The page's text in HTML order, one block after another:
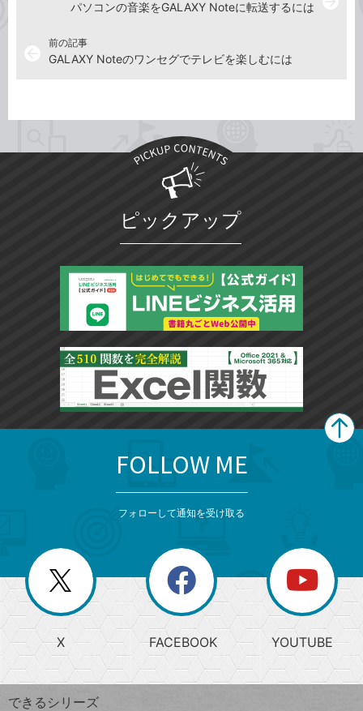
前の記事
GALAXY Noteのワンセグでテレビを楽しむには
パソコンの音楽をGALAXY Noteに転送するには
ピックアップ
じ
る
search
検
索
上
昇
ワ
ー
閉
じ
る
ー
か
ら
探
す
FOLLOW ME
フォローして通知を受け取る
X FACEBOOK YOUTUBE
できるシリーズ